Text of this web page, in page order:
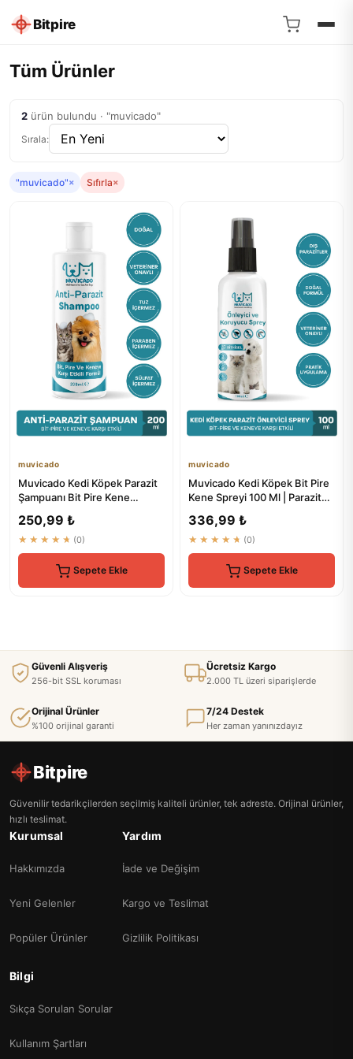
Bitpire
Tüm Ürünler
2 ürün bulundu · "muvicado"
Sırala:
"muvicado"× Sıfırla×
muvicado
Muvicado Kedi Köpek Parazit
Şampuanı Bit Pire Kene
250,99 ₺
★★★★★ (0)
Sepete Ekle
muvicado
Muvicado Kedi Köpek Bit Pire
Kene Spreyi 100 Ml | Parazit
336,99 ₺
★★★★★ (0)
Sepete Ekle
Güvenli Alışveriş
256-bit SSL koruması
Ücretsiz Kargo
2.000 TL üzeri siparişlerde
Orijinal Ürünler
%100 orijinal garanti
7/24 Destek
Her zaman yanınızdayız
Bitpire
Güvenilir tedarikçilerden seçilmiş kaliteli ürünler, tek adreste. Orijinal ürünler,
hızlı teslimat.
Kurumsal
Hakkımızda
Yeni Gelenler
Popüler Ürünler
Yardım
İade ve Değişim
Kargo ve Teslimat
Gizlilik Politikası
Bilgi
Sıkça Sorulan Sorular
Kullanım Şartları